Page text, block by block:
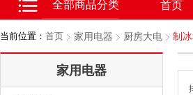
全部商品分类 首页
当前位置： 首页 家用电器 厨房大电 制
家用电器